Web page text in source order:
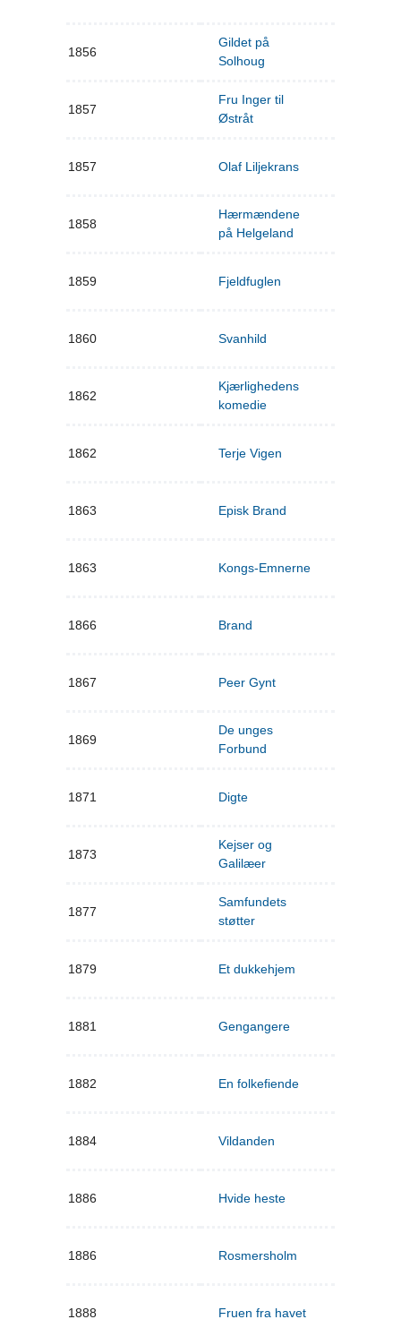
1856
Gildet på
Solhoug
1857
Fru Inger til
Østråt
1857 Olaf Liljekrans
1858
Hærmændene
på Helgeland
1859 Fjeldfuglen
1860 Svanhild
1862
Kjærlighedens
komedie
1862 Terje Vigen
1863 Episk Brand
1863 Kongs-Emnerne
1866 Brand
1867 Peer Gynt
1869
De unges
Forbund
1871 Digte
1873
Kejser og
Galilæer
1877
Samfundets
støtter
1879 Et dukkehjem
1881 Gengangere
1882 En folkefiende
1884 Vildanden
1886 Hvide heste
1886 Rosmersholm
1888 Fruen fra havet